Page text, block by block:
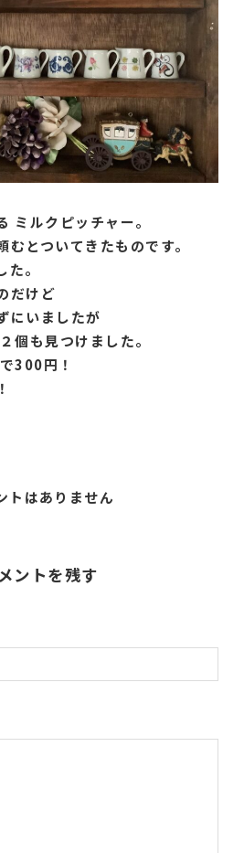
ミルクピッチャー。
とついてきたものです。
。
だけど
にいましたが
個も見つけました。
300円！
トはありません
ントを残す